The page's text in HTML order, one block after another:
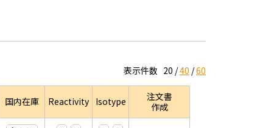
表示件数 20 40 60
国内在庫 Reactivity Isotype
注文書
作成